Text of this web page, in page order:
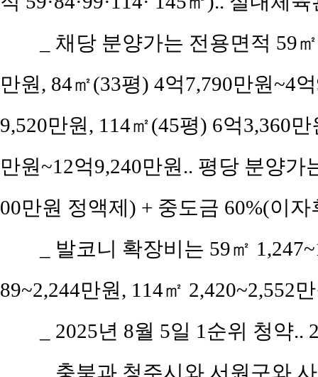
_ 채당 분양가는 전용면적 59
만원, 84㎡(33평) 4억7,790만원~4
9,520만원, 114㎡(45평) 6억3,360
만원~12억9,240만원.. 평당 분양가
00만원 정액제) + 중도금 60%(이
_ 발코니 확장비는 59㎡
89~2,244만원, 114㎡ 2,420~2,552
_ 2025년 8월 5일 1순위 청약
_ 충북과 청주시와 서원구와